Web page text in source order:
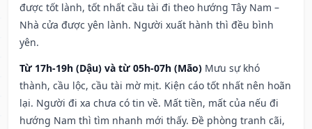
được tốt lành, tốt nhất cầu tài đi theo hướng Tây Nam –
Nhà cửa được yên lành. Người xuất hành thì đều bình
yên.
Từ 17h-19h (Dậu) và từ 05h-07h (Mão) Mưu sự khó
thành, cầu lộc, cầu tài mờ mịt. Kiện cáo tốt nhất nên hoãn
lại. Người đi xa chưa có tin về. Mất tiền, mất của nếu đi
hướng Nam thì tìm nhanh mới thấy. Đề phòng tranh cãi,